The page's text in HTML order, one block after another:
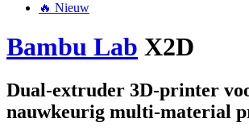
🔥 Nieuw
Bambu Lab X2D
Dual-extruder 3D-printer
nauwkeurig multi-material